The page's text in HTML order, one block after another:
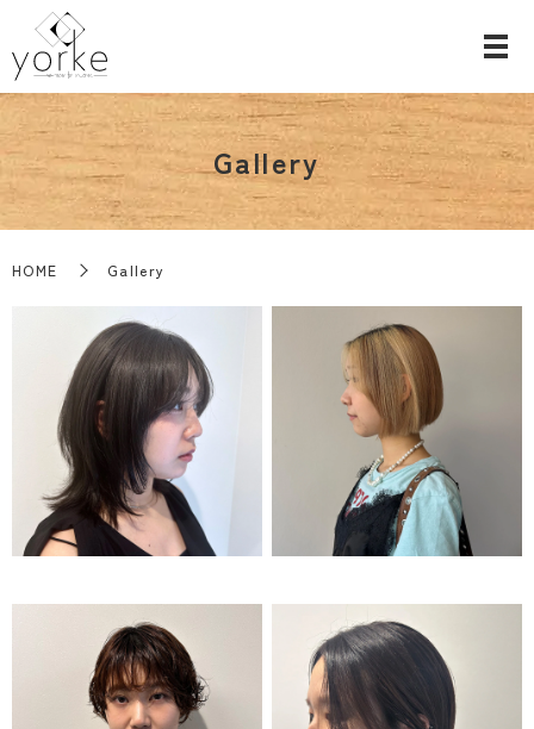
Gallery
HOME Gallery